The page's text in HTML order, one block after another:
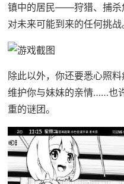
镇中的居民——狩猎、捕杀
对未来可能到来的任何挑战
除此以外，你还要悉心照料
维护你与妹妹的亲情……也
重的谜团。